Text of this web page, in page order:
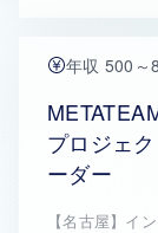
年収 500～
プロジェ
ーダー
【名古屋】イ